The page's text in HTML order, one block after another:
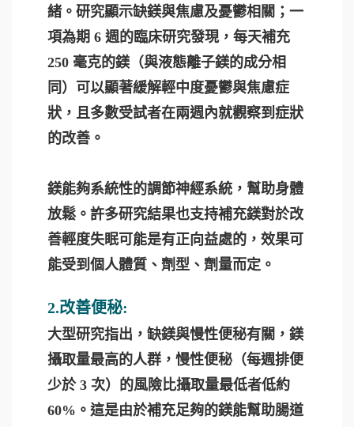
緒。研究顯示缺鎂與焦慮及憂鬱相關；一
項為期 6 週的臨床研究發現，每天補充
250 毫克的鎂（與液態離子鎂的成分相
同）可以顯著緩解輕中度憂鬱與焦慮症
狀，且多數受試者在兩週內就觀察到症狀
的改善。
鎂能夠系統性的調節神經系統，幫助身體
放鬆。許多研究結果也支持補充鎂對於改
善輕度失眠可能是有正向益處的，效果可
能受到個人體質、劑型、劑量而定。
2.改善便秘:
大型研究指出，缺鎂與慢性便秘有關，鎂
攝取量最高的人群，慢性便秘（每週排便
少於 3 次）的風險比攝取量最低者低約
60%。這是由於補充足夠的鎂能幫助腸道